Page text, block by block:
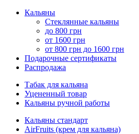
Кальяны
Стеклянные кальяны
до 800 грн
от 1600 грн
от 800 грн до 1600 грн
Подарочные сертификаты
Распродажа
Табак для кальяна
Уцененный товар
Кальяны ручной работы
Кальяны стандарт
AirFruits (крем для кальяна)